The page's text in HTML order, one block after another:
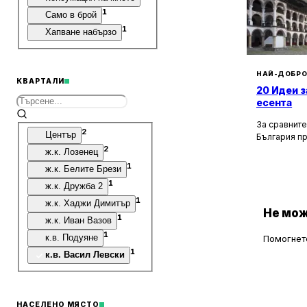
Само в брой 1
Хапване набързо 1
КВАРТАЛИ
Център 2
ж.к. Лозенец 2
ж.к. Белите Брези 1
ж.к. Дружба 2 1
ж.к. Хаджи Димитър 1
ж.к. Иван Вазов 1
к.в. Подуяне 1
к.в. Васил Левски 1
НАСЕЛЕНО МЯСТО
НАЙ-
20 Идеи
есента
За
България
особено
обагря в
планините
Не